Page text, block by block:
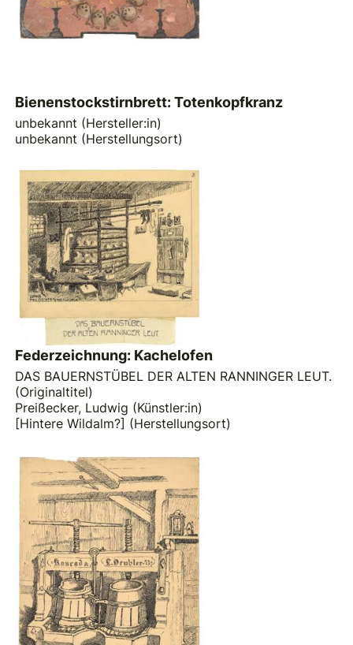
Bienenstockstirnbrett: Totenkopfkranz
unbekannt (Hersteller:in)
unbekannt (Herstellungsort)
Federzeichnung: Kachelofen
DAS BAUERNSTÜBEL DER ALTEN RANNINGER LEUT.
(Originaltitel)
Preißecker, Ludwig (Künstler:in)
[Hintere Wildalm?] (Herstellungsort)